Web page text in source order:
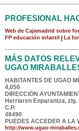
PROFESIONAL
Web de Cajamadrid sobre
FP educación infantil La
MÁS DATOS
UGAO
HABITANTES DE UGAO
4,050
DIRECCIÓN
Herriaren Enparantza, z/g.
C.P.
48490
PUEDES ACCEDER A LA
http://www.ugao-